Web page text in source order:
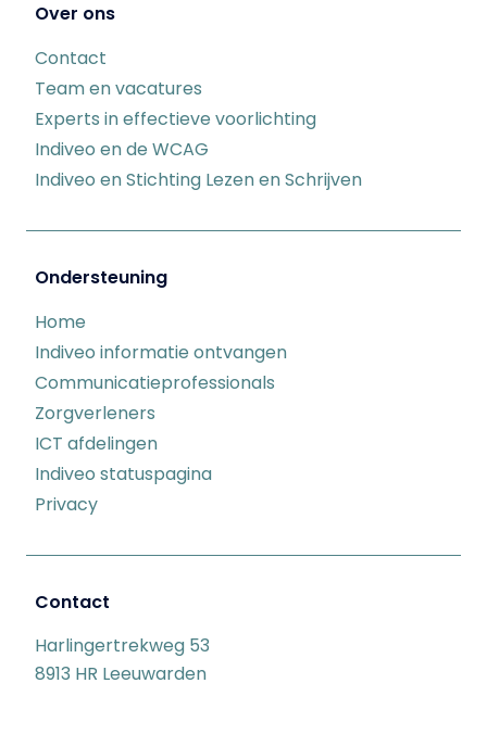
Over ons
Contact
Team en vacatures
Experts in effectieve voorlichting
Indiveo en de WCAG
Indiveo en Stichting Lezen en Schrijven
Ondersteuning
Home
Indiveo informatie ontvangen
Communicatieprofessionals
Zorgverleners
ICT afdelingen
Indiveo statuspagina
Privacy
Contact
Harlingertrekweg 53
8913 HR Leeuwarden